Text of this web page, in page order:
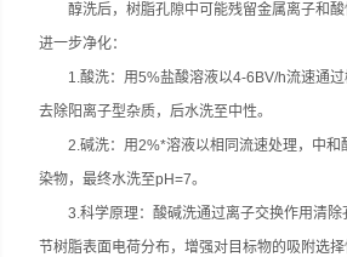
醇洗后，树脂孔隙中可能残留金属离子和酸
进一步净化：
1.酸洗：用5%盐酸溶液以4-6BV/h流速通过
去除阳离子型杂质，后水洗至中性。
2.碱洗：用2%*溶液以相同流速处理，中和
染物，最终水洗至pH=7。
3.科学原理：酸碱洗通过离子交换作用清除
节树脂表面电荷分布，增强对目标物的吸附选择